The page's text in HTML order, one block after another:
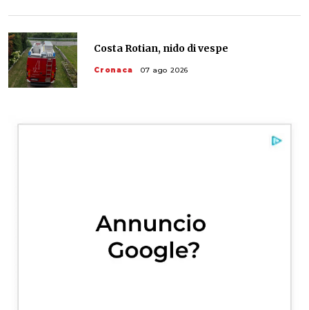
Costa Rotian, nido di vespe
Cronaca 07 ago 2026